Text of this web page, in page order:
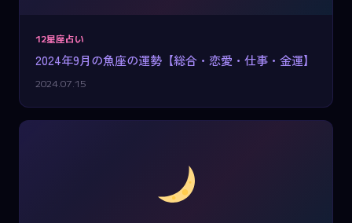
12星座占い
2024年9月の魚座の運勢【総合・恋愛・仕事・金運】
2024.07.15